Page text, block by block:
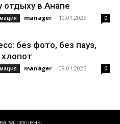
отдыху в Анапе
manager - 10.01.2025 0
без фото, без пауз,
manager - 09.01.2025 0
защищены